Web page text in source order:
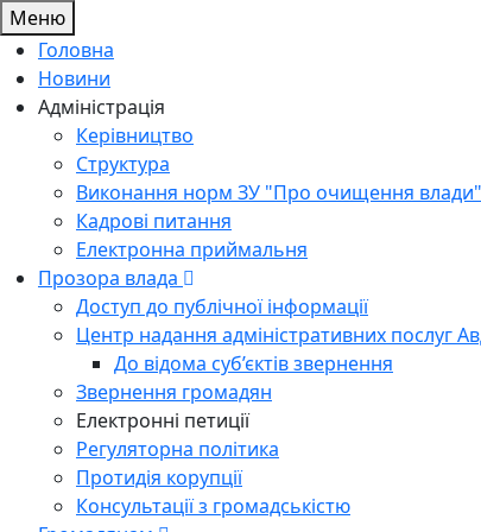
Меню
Головна
Новини
Адміністрація
Керівництво
Структура
Виконання норм ЗУ "Про очищення влади"
Кадрові питання
Електронна приймальня
Прозора влада
Доступ до публічної інформації
Центр надання адміністративних послуг
До відома суб’єктів звернення
Звернення громадян
Електронні петиції
Регуляторна політика
Протидія корупції
Консультації з громадськістю